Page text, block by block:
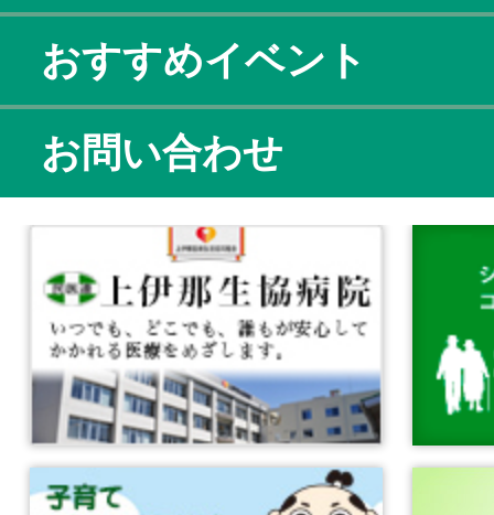
おすすめイベント
お問い合わせ